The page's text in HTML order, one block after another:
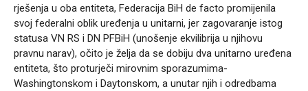
rješenja u oba entiteta, Federacija BiH de facto promijenila
svoj federalni oblik uređenja u unitarni, jer zagovaranje istog
statusa VN RS i DN PFBiH (unošenje ekvilibrija u njihovu
pravnu narav), očito je želja da se dobiju dva unitarno uređena
entiteta, što proturječi mirovnim sporazumima-
Washingtonskom i Daytonskom, a unutar njih i odredbama